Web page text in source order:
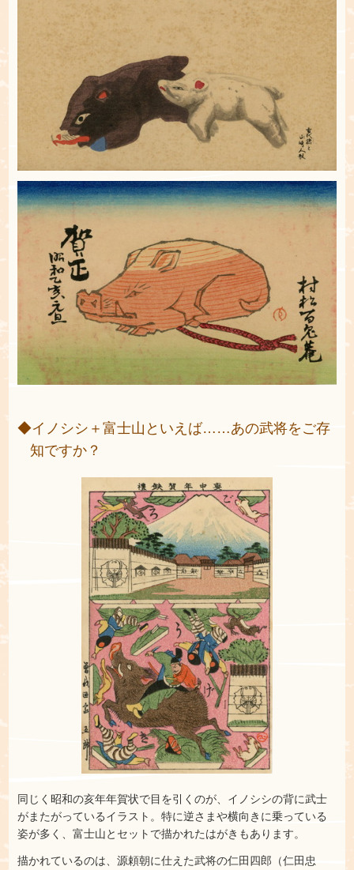
◆イノシシ＋富士山といえば……あの武将をご存
知ですか？
同じく昭和の亥年年賀状で目を引くのが、イノシシの背に武士
がまたがっているイラスト。特に逆さまや横向きに乗っている
姿が多く、富士山とセットで描かれたはがきもあります。
描かれているのは、源頼朝に仕えた武将の仁田四郎（仁田忠